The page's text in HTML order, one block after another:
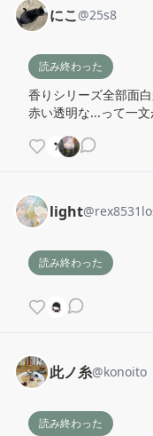
にこ@25s8
読み終わった
香りシリーズ全部面
赤い透明な...って一文
light@
読み終わった
此ノ糸@konoito
読み終わった